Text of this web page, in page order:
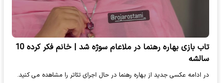
تاب بازی بهاره رهنما در ملاعام سوژه شد | خانم فکر کرده 10
سالشه
در ادامه عکسی جدید از بهاره رهنما در حال اجرای تئاتر را مشاهده می کنید.